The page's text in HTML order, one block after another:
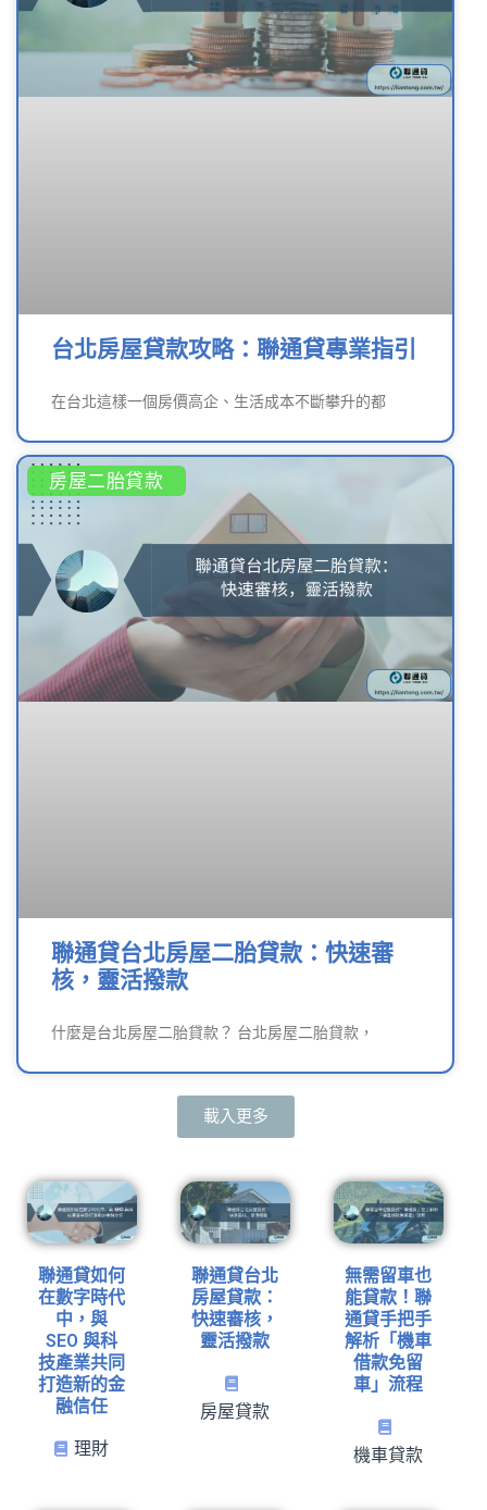
台北房屋貸款攻略：聯通貸專業指引
在台北這樣一個房價高企、生活成本不斷攀升的都
房屋二胎貸款
聯通貸台北房屋二胎貸款：快速審
核，靈活撥款
什麼是台北房屋二胎貸款？ 台北房屋二胎貸款，
載入更多
聯通貸如何
在數字時代
中，與
SEO 與科
技產業共同
打造新的金
融信任
理財
聯通貸台北
房屋貸款：
快速審核，
靈活撥款
房屋貸款
無需留車也
能貸款！聯
通貸手把手
解析「機車
借款免留
車」流程
機車貸款